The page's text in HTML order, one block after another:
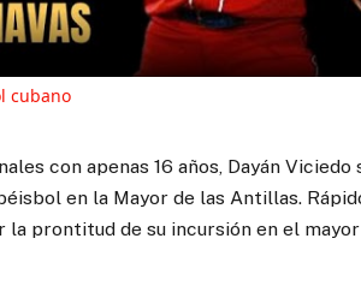
cubano
con apenas 16 años, Dayán Viciedo
en la Mayor de las Antillas.
la prontitud de su incursión en el